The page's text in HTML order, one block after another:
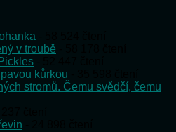
v troubě
kůrkou
stromů. Čemu svědčí, čemu